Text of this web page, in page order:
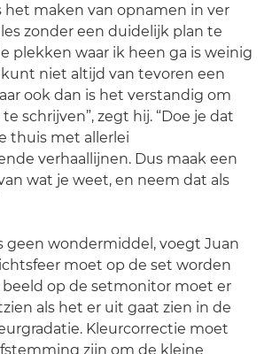
het maken van opnamen in ver
zonder een duidelijk plan te
plekken waar ik heen ga is weinig
niet altijd van tevoren een
ook dan is het verstandig om
schrijven”, zegt hij. “Doe je dat
thuis met allerlei
verhaallijnen. Dus maak een
wat je weet, en neem dat als
geen wondermiddel, voegt Juan
moet op de set worden
beeld op de setmonitor moet er
als het er uit gaat zien in de
Kleurcorrectie moet
zijn om de kleine